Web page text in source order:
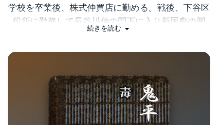
学校を卒業後、株式仲買店に勤める。戦後、下谷区
役所に勤務して長谷川伸の門下に入り新国劇の脚
本を書いて演出の腕も磨く。昭和35年(1960)、「錯
枝梅安」の三大シリーズが人気絶頂のさなか、急性
白血病で逝去する(「BOOK著者紹介情報」より：本
データは『 池波正太郎が書いたもうひとつの「鬼
平」「剣客」「梅安」 (ISBN-13: 978-4270005859
続きを読む